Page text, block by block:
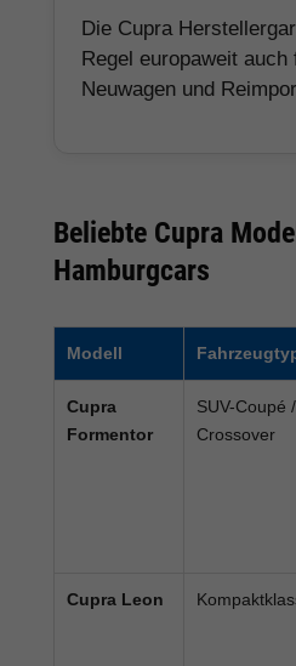
Die Cupra
Regel europaweit auch
Neuwagen und
Beliebte Cupra
Hamburgcars
Modell
Cupra
Formentor
SUV-Coupé /
Crossover
Cupra Leon